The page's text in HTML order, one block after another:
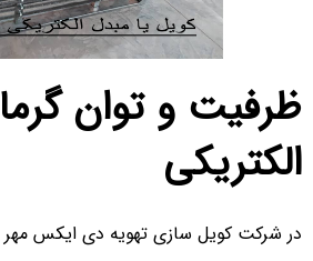
ظرفیت و توان
الکتریکی